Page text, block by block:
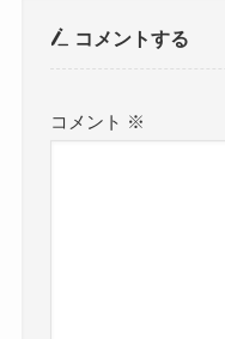
コメントする
コメント ※